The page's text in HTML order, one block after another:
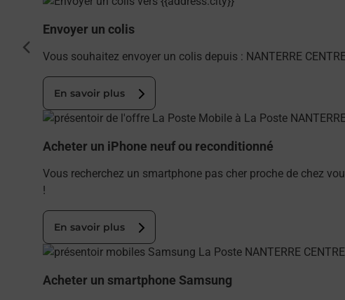
Envoyer un colis
Vous souhaitez envoyer un colis depuis : NANTERRE
En savoir plus
En savoir plus
Acheter un iPhone neuf ou reconditionné
Vous recherchez un smartphone pas cher proche de chez
!
En savoir plus
En savoir plus
Acheter un smartphone Samsung